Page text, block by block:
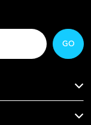
GO